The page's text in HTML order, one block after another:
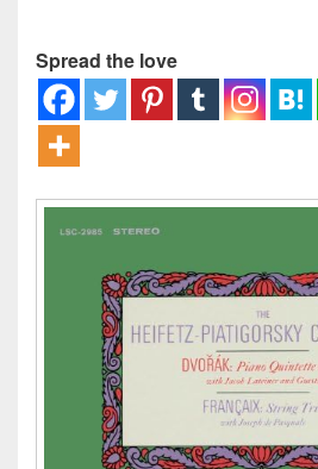
Spread the love